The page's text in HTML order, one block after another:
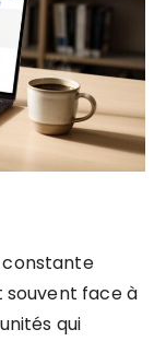
constante
souvent face à
qui